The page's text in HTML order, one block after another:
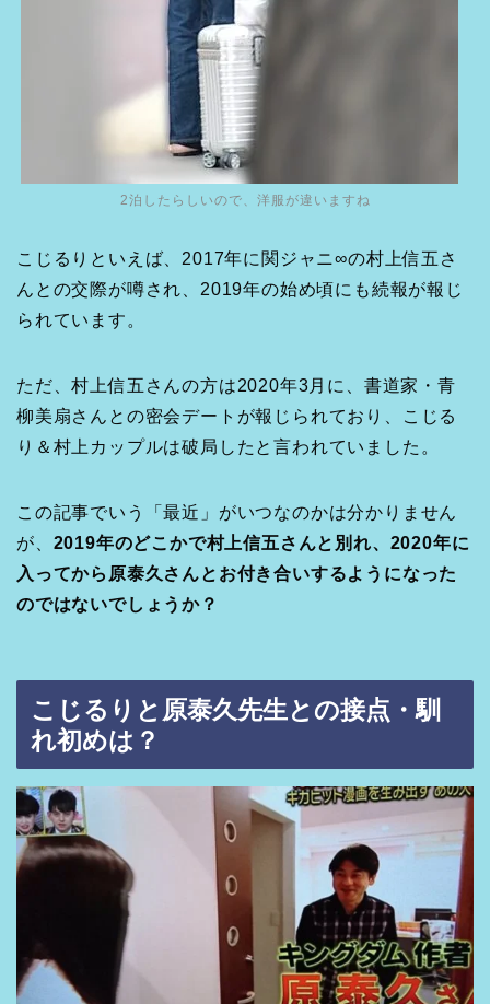
2泊したらしいので、洋服が違いますね
こじるりといえば、2017年に関ジャニ∞の村上信五さ
んとの交際が噂され、2019年の始め頃にも続報が報じ
られています。
ただ、村上信五さんの方は2020年3月に、書道家・青
柳美扇さんとの密会デートが報じられており、こじる
り＆村上カップルは破局したと言われていました。
この記事でいう「最近」がいつなのかは分かりません
が、 2019年のどこかで村上信五さんと別れ、2020年に
入ってから原泰久さんとお付き合いするようになった
のではないでしょうか？
こじるりと原泰久先生との接点・馴
れ初めは？